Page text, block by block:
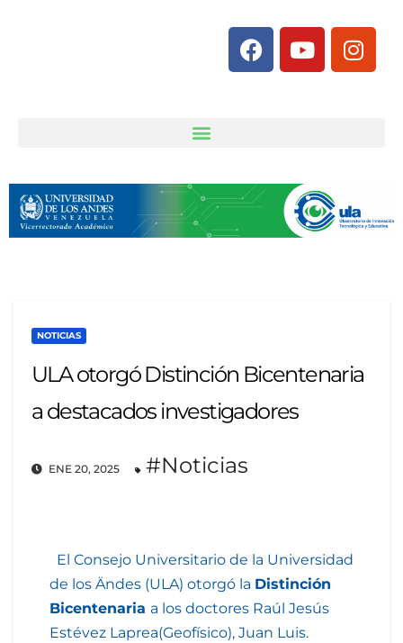
NOTICIAS
ULA otorgó Distinción Bicentenaria
a destacados investigadores
ENE 20, 2025 #Noticias
El Consejo Universitario de la Universidad
de los Ändes (ULA) otorgó la Distinción
Bicentenaria a los doctores Raúl Jesús
Estévez Laprea(Geofísico), Juan Luis.